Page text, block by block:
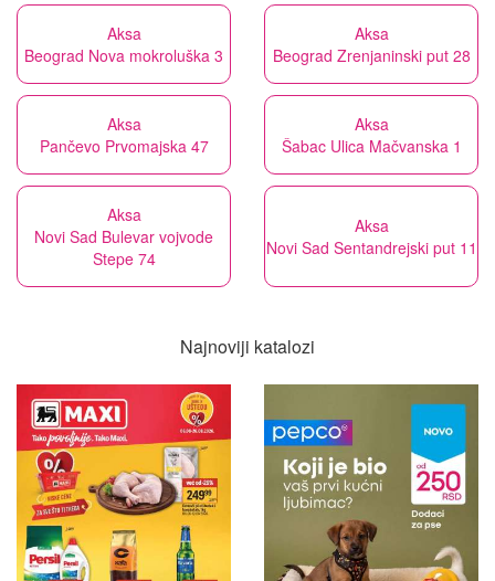
Aksa
Beograd Nova mokroluška 3
Aksa
Beograd Zrenjaninski put 28
Aksa
Pančevo Prvomajska 47
Aksa
Šabac Ulica Mačvanska 1
Aksa
Novi Sad Bulevar vojvode
Stepe 74
Aksa
Novi Sad Sentandrejski put 11
Najnoviji katalozi